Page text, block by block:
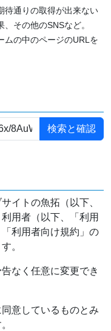
待通りの取得が出来ない
その他のSNSなど。
ムの中のページのURLを
イトの魚拓（以下、
用者（以下、「利用
利用者向け規約」の
。
なく任意に変更でき
意しているものとみ